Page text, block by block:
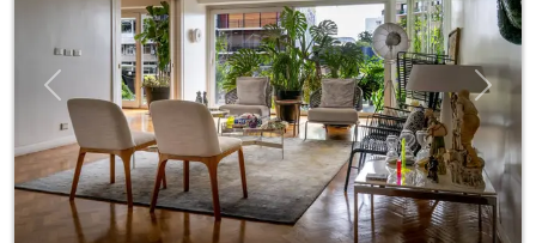
Previous Next